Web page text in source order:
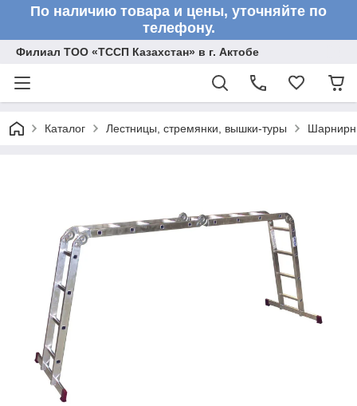
По наличию товара и цены, уточняйте по
телефону.
Филиал ТОО «ТССП Казахстан» в г. Актобе
Каталог Лестницы, стремянки, вышки-туры